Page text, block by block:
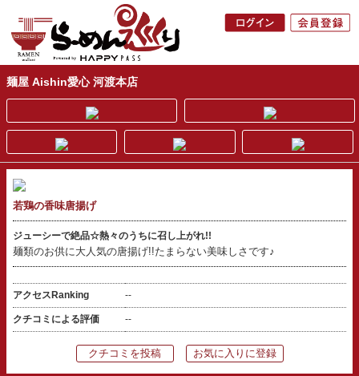
麺屋 Aishin愛心 河渡本店
若鶏の香味唐揚げ
ジューシーで絶品☆熱々のうちに召し上がれ!!
麺類のお供に大人気の唐揚げ!!たまらない美味しさです♪
アクセスRanking --
クチコミによる評価 --
クチコミを投稿 お気に入りに登録